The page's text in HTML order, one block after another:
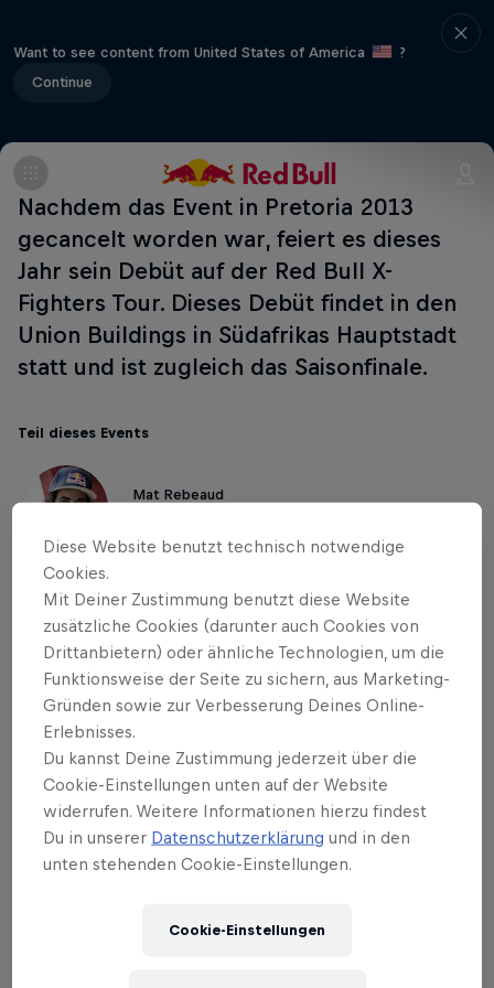
Want to see content from United States of America
?
Continue
Nachdem das Event in Pretoria 2013
gecancelt worden war, feiert es dieses
Jahr sein Debüt auf der Red Bull X-
Fighters Tour. Dieses Debüt findet in den
Union Buildings in Südafrikas Hauptstadt
statt und ist zugleich das Saisonfinale.
Teil dieses Events
Mat Rebeaud
Das könnte dich auch interessieren
Diese Website benutzt technisch notwendige
Cookies.
Mit Deiner Zustimmung benutzt diese Website
zusätzliche Cookies (darunter auch Cookies von
Drittanbietern) oder ähnliche Technologien, um die
Funktionsweise der Seite zu sichern, aus Marketing-
Gründen sowie zur Verbesserung Deines Online-
Erlebnisses.
Du kannst Deine Zustimmung jederzeit über die
Cookie-Einstellungen unten auf der Website
widerrufen. Weitere Informationen hierzu findest
Du in unserer Datenschutzerklärung und in den
unten stehenden Cookie-Einstellungen.
Cookie-Einstellungen